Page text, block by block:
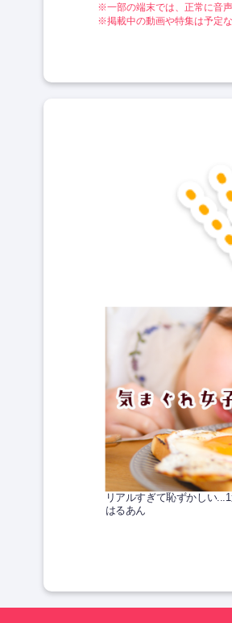
※一部の端末では、正常に音
※掲載中の動画や特集は予定
リアルすぎて恥ずかしい
はるあん